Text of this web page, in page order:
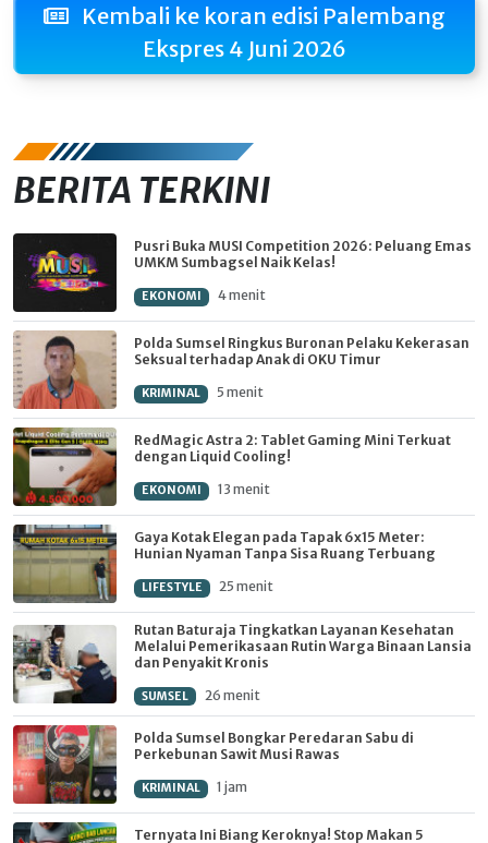
Kembali ke koran edisi Palembang
Ekspres 4 Juni 2026
BERITA TERKINI
Pusri Buka MUSI Competition 2026: Peluang Emas
UMKM Sumbagsel Naik Kelas!
EKONOMI 4 menit
Polda Sumsel Ringkus Buronan Pelaku Kekerasan
Seksual terhadap Anak di OKU Timur
KRIMINAL 5 menit
RedMagic Astra 2: Tablet Gaming Mini Terkuat
dengan Liquid Cooling!
EKONOMI 13 menit
Gaya Kotak Elegan pada Tapak 6x15 Meter:
Hunian Nyaman Tanpa Sisa Ruang Terbuang
LIFESTYLE 25 menit
Rutan Baturaja Tingkatkan Layanan Kesehatan
Melalui Pemerikasaan Rutin Warga Binaan Lansia
dan Penyakit Kronis
SUMSEL 26 menit
Polda Sumsel Bongkar Peredaran Sabu di
Perkebunan Sawit Musi Rawas
KRIMINAL 1 jam
Ternyata Ini Biang Keroknya! Stop Makan 5